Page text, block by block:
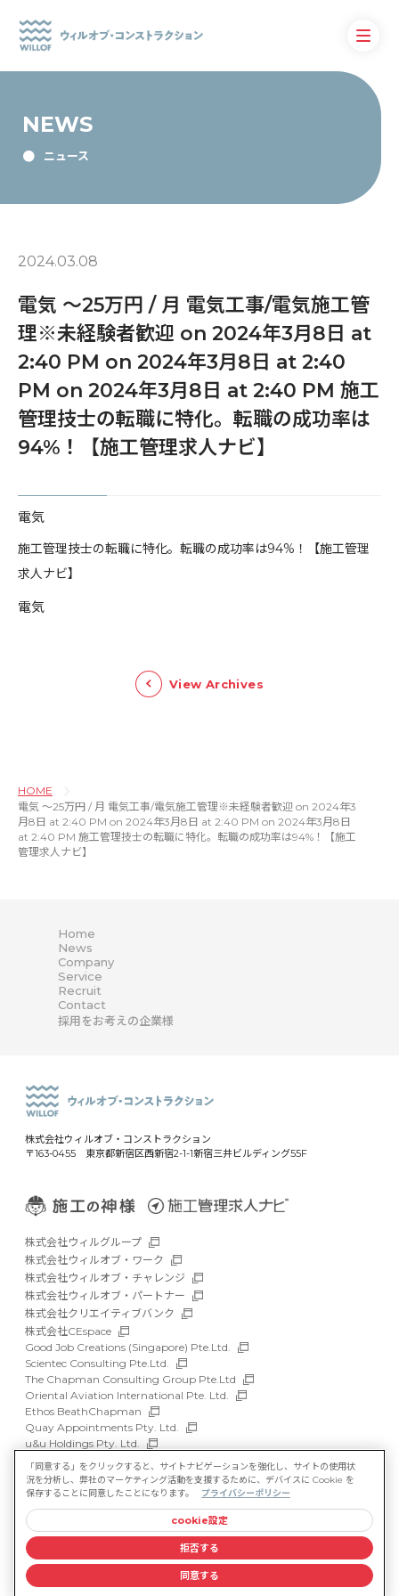
NEWS
ニュース
2024.03.08
電気 〜25万円 / 月 電気工事/電気施工管
理※未経験者歓迎 on 2024年3月8日 at
2:40 PM on 2024年3月8日 at 2:40
PM on 2024年3月8日 at 2:40 PM 施工
管理技士の転職に特化。転職の成功率は
94%！【施工管理求人ナビ】
電気
​施工管理技士の転職に特化。転職の成功率は94%！【施工管理
求人ナビ】
電気
View Archives
HOME
電気 〜25万円 / 月 電気工事/電気施工管理※未経験者歓迎 on 2024年3
月8日 at 2:40 PM on 2024年3月8日 at 2:40 PM on 2024年3月8日
at 2:40 PM 施工管理技士の転職に特化。転職の成功率は94%！【施工
管理求人ナビ】
Home
News
Company
Service
Recruit
Contact
採用をお考えの企業様
株式会社ウィルオブ・コンストラクション
〒163-0455 東京都新宿区西新宿2-1-1新宿三井ビルディング55F
株式会社ウィルグループ
株式会社ウィルオブ・ワーク
株式会社ウィルオブ・チャレンジ
株式会社ウィルオブ・パートナー
株式会社クリエイティブバンク
株式会社CEspace
Good Job Creations (Singapore) Pte.Ltd.
Scientec Consulting Pte.Ltd.
The Chapman Consulting Group Pte.Ltd
Oriental Aviation International Pte. Ltd.
Ethos BeathChapman
Quay Appointments Pty. Ltd.
u&u Holdings Pty. Ltd.
DFP Recruitment Holdings Pty. Ltd.
Asia Recruit Holdings Sdn.Bhd.
WILLOF Vietnam Company Limited
サイトマップ
マルチステークホルダー方針
情報セキュリティ基本方針
プライバシーポリシー
©WILLOF CONSTRUCTION, Inc.
「同意する」をクリックすると、サイトナビゲーションを強化し、サイトの使用状
況を分析し、弊社のマーケティング活動を支援するために、デバイスに Cookie を
保存することに同意したことになります。
プライバシーポリシー
cookie設定
拒否する
同意する